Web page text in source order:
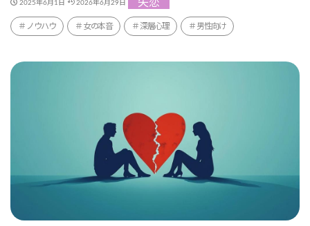
2025年6月1日 2026年6月29日 失恋
ノウハウ 女の本音 深層心理 男性向け